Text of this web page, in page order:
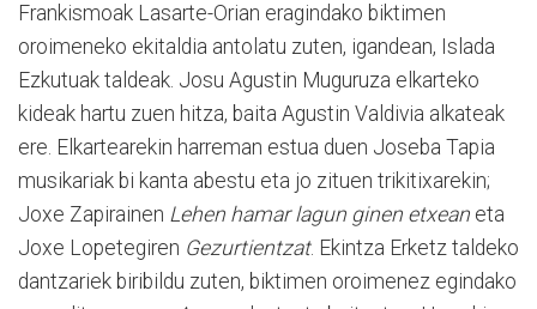
Frankismoak Lasarte-Orian eragindako biktimen
oroimeneko ekitaldia antolatu zuten, igandean, Islada
Ezkutuak taldeak. Josu Agustin Muguruza elkarteko
kideak hartu zuen hitza, baita Agustin Valdivia alkateak
ere. Elkartearekin harreman estua duen Joseba Tapia
musikariak bi kanta abestu eta jo zituen trikitixarekin;
Joxe Zapirainen Lehen hamar lagun ginen etxean eta
Joxe Lopetegiren Gezurtientzat. Ekintza Erketz taldeko
dantzariek biribildu zuten, biktimen oroimenez egindako